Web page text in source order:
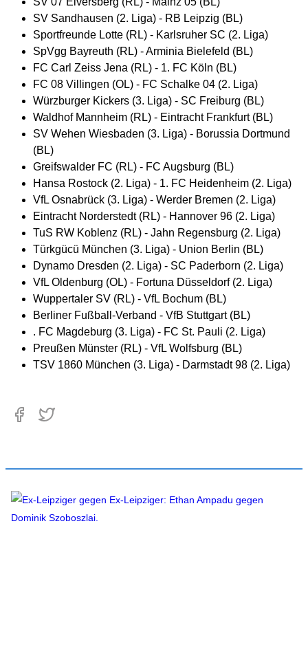
SV Sandhausen (2. Liga) - RB Leipzig (BL)
Sportfreunde Lotte (RL) - Karlsruher SC (2. Liga)
SpVgg Bayreuth (RL) - Arminia Bielefeld (BL)
FC Carl Zeiss Jena (RL) - 1. FC Köln (BL)
FC 08 Villingen (OL) - FC Schalke 04 (2. Liga)
Würzburger Kickers (3. Liga) - SC Freiburg (BL)
Waldhof Mannheim (RL) - Eintracht Frankfurt (BL)
SV Wehen Wiesbaden (3. Liga) - Borussia Dortmund
(BL)
Greifswalder FC (RL) - FC Augsburg (BL)
Hansa Rostock (2. Liga) - 1. FC Heidenheim (2. Liga)
VfL Osnabrück (3. Liga) - Werder Bremen (2. Liga)
Eintracht Norderstedt (RL) - Hannover 96 (2. Liga)
TuS RW Koblenz (RL) - Jahn Regensburg (2. Liga)
Türkgücü München (3. Liga) - Union Berlin (BL)
Dynamo Dresden (2. Liga) - SC Paderborn (2. Liga)
VfL Oldenburg (OL) - Fortuna Düsseldorf (2. Liga)
Wuppertaler SV (RL) - VfL Bochum (BL)
Berliner Fußball-Verband - VfB Stuttgart (BL)
. FC Magdeburg (3. Liga) - FC St. Pauli (2. Liga)
Preußen Münster (RL) - VfL Wolfsburg (BL)
TSV 1860 München (3. Liga) - Darmstadt 98 (2. Liga)